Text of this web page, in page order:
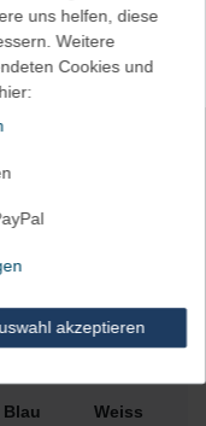
/ blau / rot / grün
2:1
Blau Weiss
uns helfen, diese
Weitere
Cookies und
akzeptieren